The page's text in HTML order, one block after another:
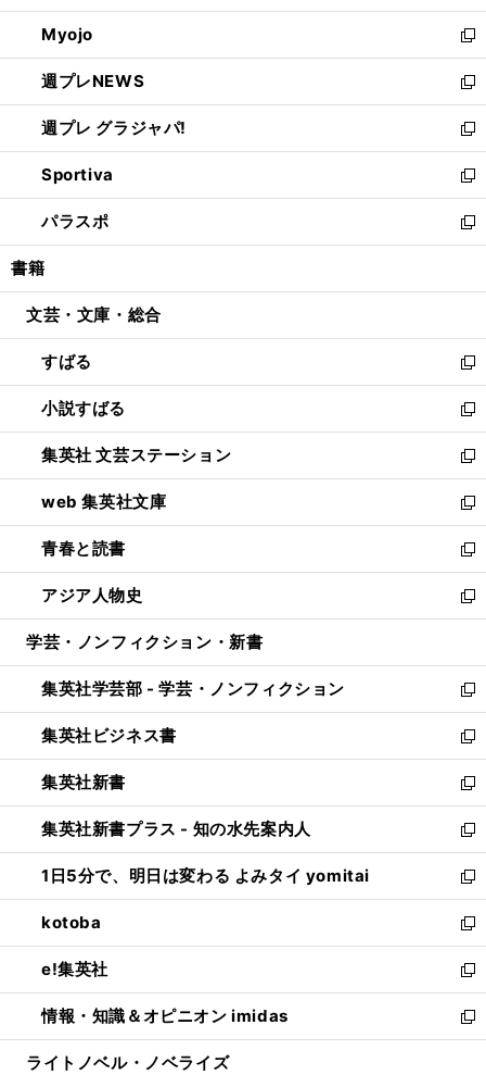
開
く
ウ
で
開
く
ン
ド
ウ
で
開
く
ウ
ィ
ン
ド
ウ
で
開
く
Myojo
新
し
い
ウ
ィ
ン
ド
ウ
で
開
週プレNEWS
新
し
い
ウ
ィ
ン
ド
ウ
開
週プレ グラジャパ!
新
し
い
ウ
ィ
ン
ウ
開
く
Sportiva
新
し
い
ウ
ン
ウ
で
開
く
パラスポ
新
し
ウ
ン
ド
ウ
で
開
く
書籍
文芸・文庫・総合
すばる
新
し
い
ウ
ィ
ン
ド
ウ
で
開
く
小説すばる
新
し
い
ウ
ィ
ン
ド
ウ
で
開
集英社 文芸ステーション
新
し
い
ウ
ィ
ン
ド
ウ
開
く
web 集英社文庫
新
し
い
ウ
ィ
ン
ウ
で
開
く
青春と読書
新
し
い
ウ
ン
ド
ウ
で
開
く
アジア人物史
新
し
ウ
ィ
ン
ド
ウ
で
開
く
学芸・ノンフィクション・新書
集英社学芸部 - 学芸・ノンフィクション
新
し
い
ウ
ィ
ン
ド
ウ
で
開
く
集英社ビジネス書
新
し
い
ウ
ィ
ン
ド
ウ
で
開
く
集英社新書
新
し
い
ウ
ィ
ン
ド
ウ
で
開
く
集英社新書プラス - 知の水先案内人
新
し
い
ウ
ィ
ン
ド
ウ
で
開
1日5分で、明日は変わる よみタイ yomitai
新
し
い
ウ
ィ
ン
ド
ウ
kotoba
新
し
い
ウ
ィ
ン
e!集英社
新
し
い
ウ
情報・知識＆オピニオン imidas
新
し
ライトノベル・ノベライズ